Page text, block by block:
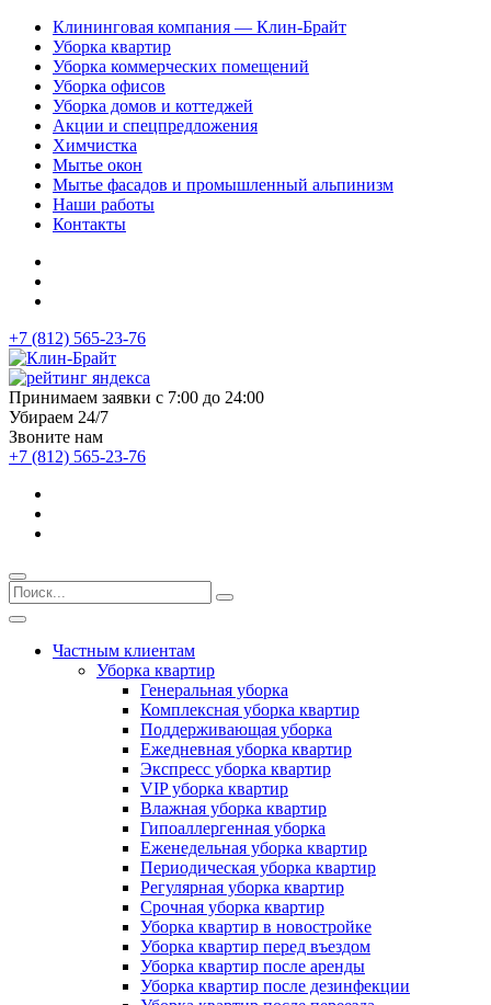
Клининговая компания — Клин-Брайт
Уборка квартир
Уборка коммерческих помещений
Уборка офисов
Уборка домов и коттеджей
Акции и спецпредложения
Химчистка
Мытье окон
Мытье фасадов и промышленный альпинизм
Наши работы
Контакты
+7 (812) 565-23-76
Принимаем заявки с 7:00 до 24:00
Убираем 24/7
Звоните нам
+7 (812) 565-23-76
Частным клиентам
Уборка квартир
Генеральная уборка
Комплексная уборка квартир
Поддерживающая уборка
Ежедневная уборка квартир
Экспресс уборка квартир
VIP уборка квартир
Влажная уборка квартир
Гипоаллергенная уборка
Еженедельная уборка квартир
Периодическая уборка квартир
Регулярная уборка квартир
Срочная уборка квартир
Уборка квартир в новостройке
Уборка квартир перед въездом
Уборка квартир после аренды
Уборка квартир после дезинфекции